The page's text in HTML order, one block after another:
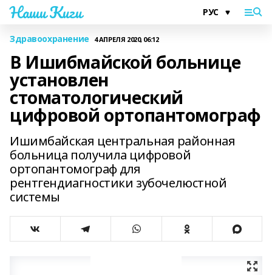
Наши Киги
Здравоохранение 4 АПРЕЛЯ 2020, 06:12
В Ишибмайской больнице
установлен
стоматологический
цифровой ортопантомограф
Ишимбайская центральная районная
больница получила цифровой
ортопантомограф для
рентгендиагностики зубочелюстной
системы